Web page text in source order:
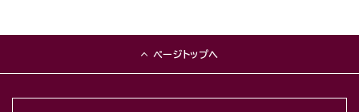
ページトップへ